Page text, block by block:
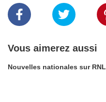
Vous aimerez aussi
Nouvelles nationales sur RNL